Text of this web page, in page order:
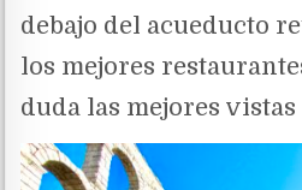
debajo del acueducto
los mejores
duda las mejores